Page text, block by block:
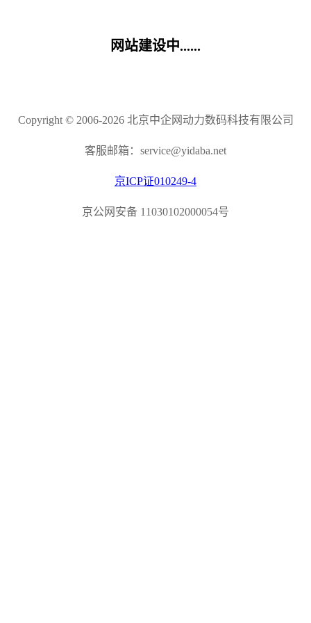
网站建设中......
Copyright © 2006-2026 北京中企网动力数码科技有限公司
客服邮箱：service@yidaba.net
京ICP证010249-4
京公网安备 11030102000054号